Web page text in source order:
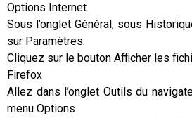
Options Internet.
Sous l’onglet Général, sous
sur Paramètres.
Cliquez sur le bouton Afficher les
Firefox
Allez dans l’onglet Outils du
menu Options